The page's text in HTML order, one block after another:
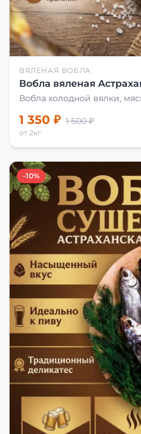
ВЯЛЕНАЯ ВОБЛА
Вобла вяленая
Вобла холодной вялки,
1 350 ₽ 1 500 ₽
от 2кг
-10%